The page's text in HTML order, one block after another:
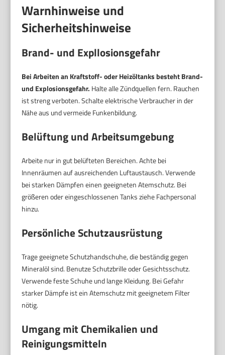
Warnhinweise und
Sicherheitshinweise
Brand- und Expllosionsgefahr
Bei Arbeiten an Kraftstoff- oder Heizöltanks besteht Brand-
und Explosionsgefahr. Halte alle Zündquellen fern. Rauchen
ist streng verboten. Schalte elektrische Verbraucher in der
Nähe aus und vermeide Funkenbildung.
Belüftung und Arbeitsumgebung
Arbeite nur in gut belüfteten Bereichen. Achte bei
Innenräumen auf ausreichenden Luftaustausch. Verwende
bei starken Dämpfen einen geeigneten Atemschutz. Bei
größeren oder eingeschlossenen Tanks ziehe Fachpersonal
hinzu.
Persönliche Schutzausrüstung
Trage geeignete Schutzhandschuhe, die beständig gegen
Mineralöl sind. Benutze Schutzbrille oder Gesichtsschutz.
Verwende feste Schuhe und lange Kleidung. Bei Gefahr
starker Dämpfe ist ein Atemschutz mit geeignetem Filter
nötig.
Umgang mit Chemikalien und
Reinigungsmitteln